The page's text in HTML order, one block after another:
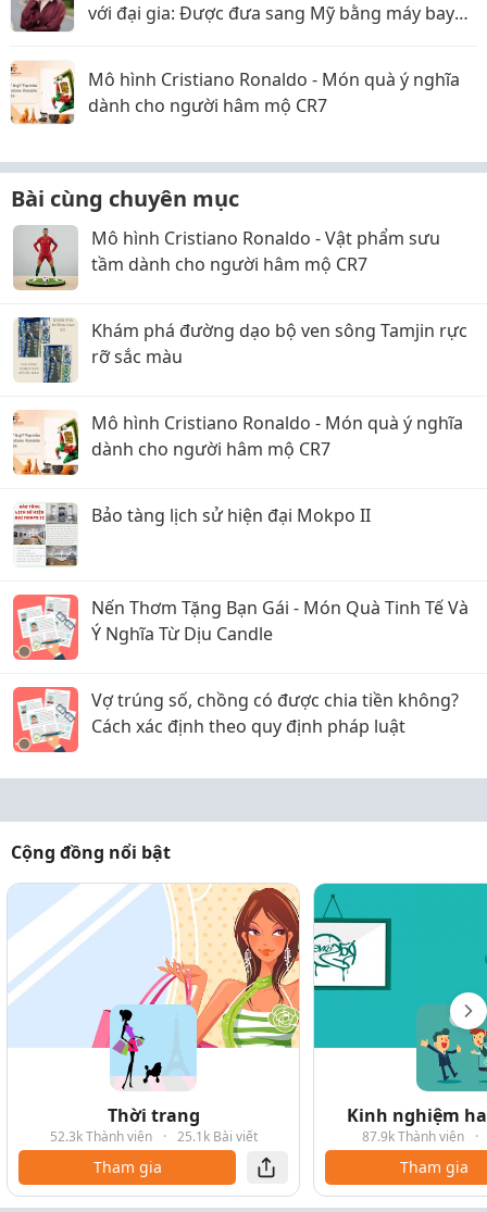
với đại gia: Được đưa sang Mỹ bằng máy bay
Mô hình Cristiano Ronaldo - Món quà ý nghĩa
dành cho người hâm mộ CR7
Bài cùng chuyên mục
Mô hình Cristiano Ronaldo - Vật phẩm sưu
tầm dành cho người hâm mộ CR7
Khám phá đường dạo bộ ven sông Tamjin rực
rỡ sắc màu
Mô hình Cristiano Ronaldo - Món quà ý nghĩa
dành cho người hâm mộ CR7
Bảo tàng lịch sử hiện đại Mokpo II
Nến Thơm Tặng Bạn Gái - Món Quà Tinh Tế Và
Ý Nghĩa Từ Dịu Candle
Vợ trúng số, chồng có được chia tiền không?
Cách xác định theo quy định pháp luật
Cộng đồng nổi bật
Thời trang
52.3k Thành viên · 25.1k Bài viết
Tham gia
Kinh nghiệm
87.9k Thành viên ·
Tham gia